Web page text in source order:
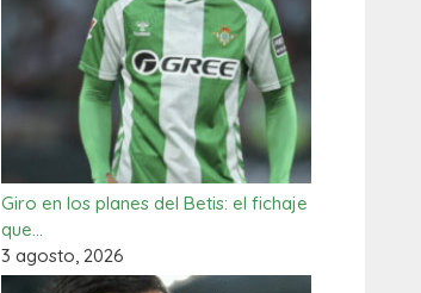
Giro en los planes del Betis: el fichaje
que…
3 agosto, 2026